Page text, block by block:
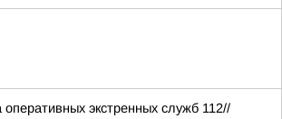
экстренных служб 112//